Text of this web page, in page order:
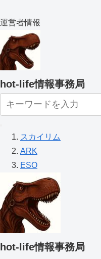
運営者情報
hot-life情報事務局
スカイリム
ARK
ESO
hot-life情報事務局